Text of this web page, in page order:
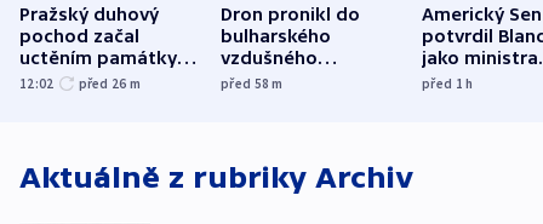
Pražský duhový
pochod začal
uctěním památky
obětí berlínského
12:02 před 26 m
Dron pronikl do
bulharského
vzdušného
prostoru,
před 58m
Americký
potvrdil
jako ministra
před 1h
Aktuálně z rubriky Archiv